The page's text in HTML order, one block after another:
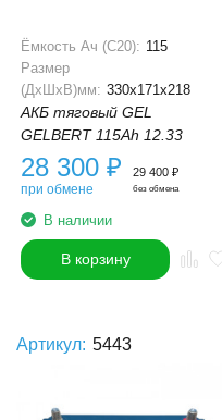
Ёмкость Ач (С20): 115
Размер
(ДхШхВ)мм: 330x171x218
АКБ тяговый GEL
GELBERT 115Ah 12.33
28 300 ₽
при обмене
29 400 ₽
без обмена
В наличии
В корзину
Артикул: 5443